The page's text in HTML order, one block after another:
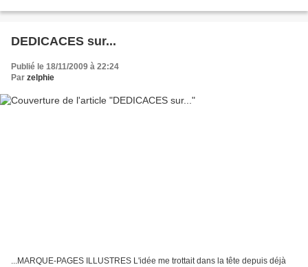
DEDICACES sur...
Publié le 18/11/2009 à 22:24
Par zelphie
...MARQUE-PAGES ILLUSTRES L'idée me trottait dans la tête depuis déjà